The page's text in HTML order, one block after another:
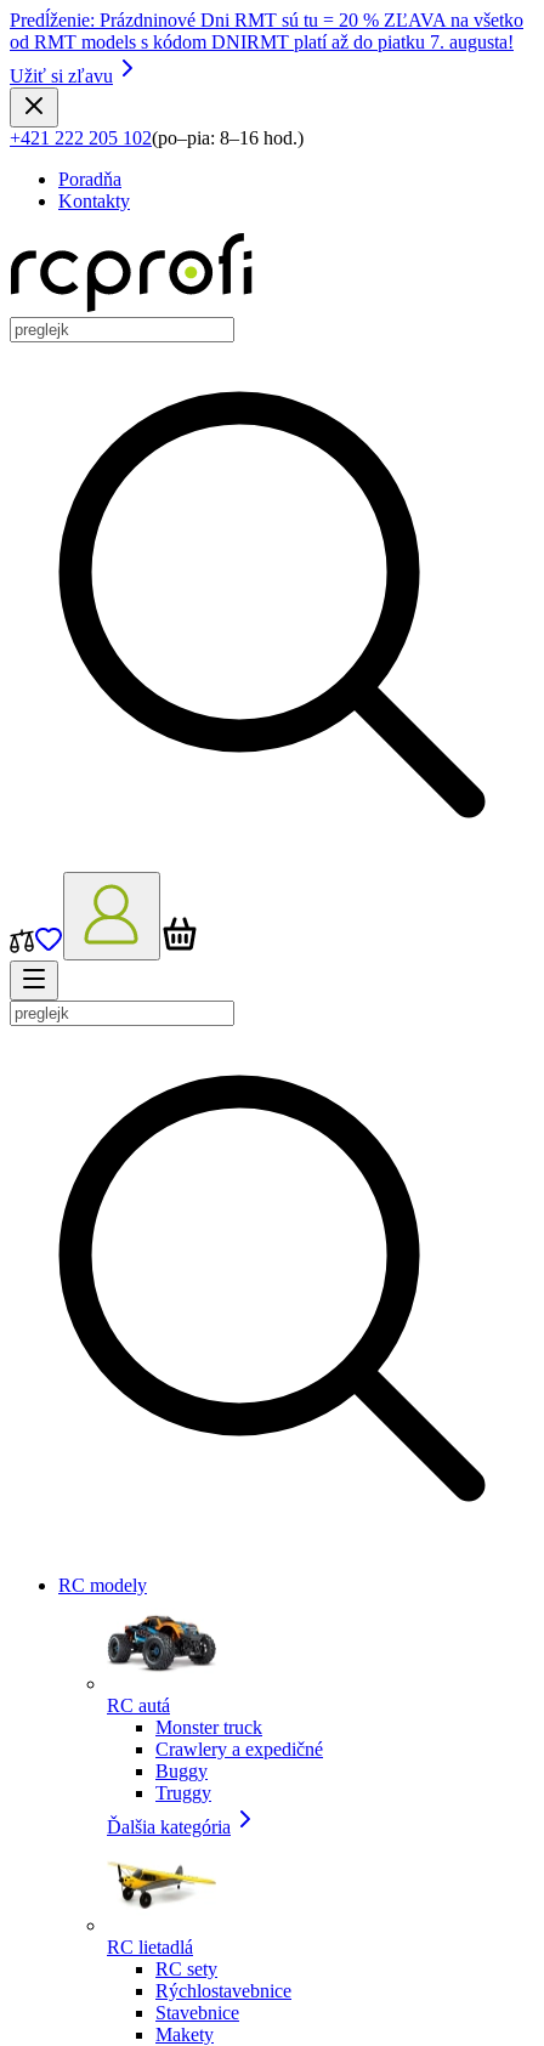
Predĺženie: Prázdninové Dni RMT sú tu = 20 % ZĽAVA na všetko
od RMT models s kódom DNIRMT platí až do piatku 7. augusta!
Užiť si zľavu
+421 222 205 102(po–pia: 8–16 hod.)
Poradňa
Kontakty
RC modely
RC autá
Monster truck
Crawlery a expedičné
Buggy
Truggy
Ďalšia kategória
RC lietadlá
RC sety
Rýchlostavebnice
Stavebnice
Makety